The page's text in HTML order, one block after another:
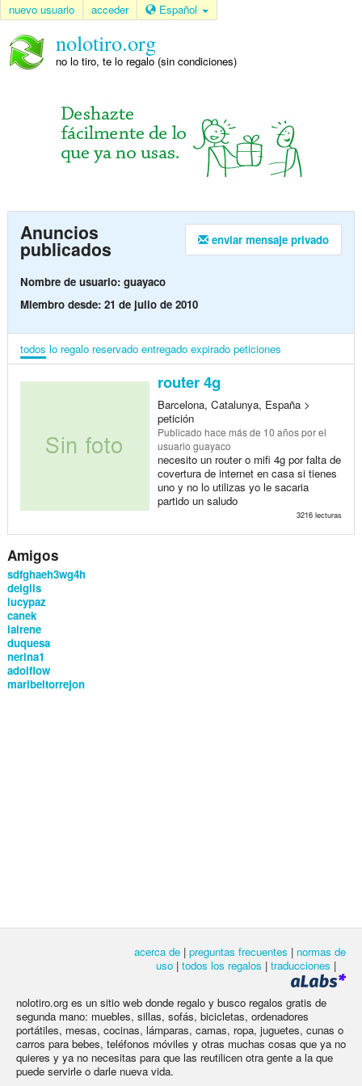
nuevo usuario acceder Español
nolotiro.org
no lo tiro, te lo regalo (sin condiciones)
enviar mensaje privado
Anuncios
publicados
Nombre de usuario: guayaco
Miembro desde: 21 de julio de 2010
todos lo regalo reservado entregado expirado peticiones
router 4g
Barcelona, Catalunya, España >
petición
Publicado hace más de 10 añospor el
usuario guayaco
necesito un router o mifi 4g por falta de
covertura de internet en casa si tienes
uno y no lo utilizas yo le sacaria
partido un saludo
3216 lecturas
Amigos
sdfghaeh3wg4h
deiglis
lucypaz
canek
lairene
duquesa
nerina1
adolflow
maribeltorrejon
acerca de | preguntas frecuentes | normas de
uso | todos los regalos | traducciones |
nolotiro.org es un sitio web donde regalo y busco regalos gratis de
segunda mano: muebles, sillas, sofás, bicicletas, ordenadores
portátiles, mesas, cocinas, lámparas, camas, ropa, juguetes, cunas o
carros para bebes, teléfonos móviles y otras muchas cosas que ya no
quieres y ya no necesitas para que las reutilicen otra gente a la que
puede servirle o darle nueva vida.